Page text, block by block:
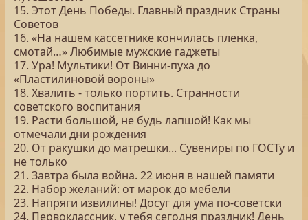
15. Этот День Победы. Главный праздник Страны
Советов
16. «На нашем кассетнике кончилась пленка,
смотай…» Любимые мужские гаджеты
17. Ура! Мультики! От Винни-пуха до
«Пластилиновой вороны»
18. Хвалить - только портить. Странности
советского воспитания
19. Расти большой, не будь лапшой! Как мы
отмечали дни рождения
20. От ракушки до матрешки... Сувениры по ГОСТу и
не только
21. Завтра была война. 22 июня в нашей памяти
22. Набор желаний: от марок до мебели
23. Напряги извилины! Досуг для ума по-советски
24. Первоклассник, у тебя сегодня праздник! День